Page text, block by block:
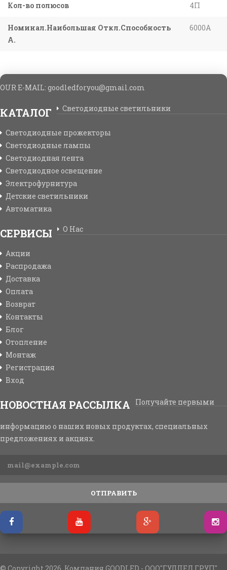
Кол-во полюсов 4П
Номинал.Наибольшая Откл.Способность
А.
6000A
OUR E-MAIL: goodledforyou@gmail.cоm
КАТАЛОГ Светодиодные светильники
Светодиодные прожекторы
Светодиодные лампы
Светодиодная лента
Светодиодное освещение
Электрофурнитура
Детские светильники
Автоматика
СЕРВИСЫ О Нас
Акции
Распродажа
Доставка
Оплата
Возврат
Контакты
Блог
Отопление
Монтаж
Регистрация
Вход
НОВОСТНАЯ РАССЫЛКА Получайте первыми
информацию о наших новых продуктах, специальных
предложениях и акциях.
ОТПРАВИТЬ